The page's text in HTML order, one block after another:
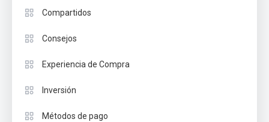
Compartidos
Consejos
Experiencia de Compra
Inversión
Métodos de pago